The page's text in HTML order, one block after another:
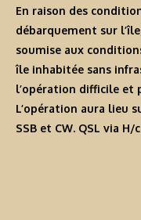
En raison des
débarquement sur
soumise aux
île inhabitée sans
l’opération difficile et
L’opération aura lieu
SSB et CW. QSL via H/